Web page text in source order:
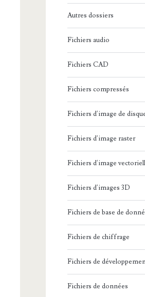
Autres dossiers
Fichiers audio
Fichiers CAD
Fichiers compressés
Fichiers d'image de
Fichiers d'image raster
Fichiers d'image
Fichiers d'images 3D
Fichiers de base de
Fichiers de chiffrage
Fichiers de
Fichiers de données